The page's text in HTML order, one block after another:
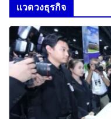
เเวดวงธุรกิจ